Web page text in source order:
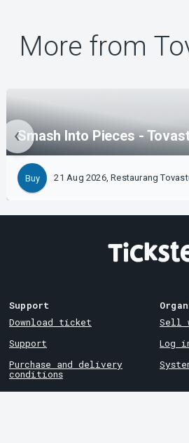
More from
Smash Into Pieces -
Buy 21 Aug 2026, Restaurang
Support
Download ticket
Support
Purchase and delivery
conditions
Privacy policy
Sell
Log